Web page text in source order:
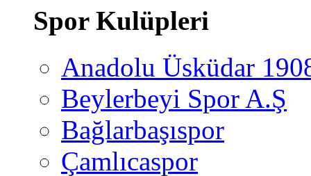
Spor Kulüpleri
Anadolu Üsküdar
Beylerbeyi Spor A.Ş
Bağlarbaşıspor
Çamlıcaspor